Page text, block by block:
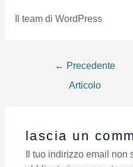
Il team di WordPress
← Precedente
Articolo
lascia un
Il tuo indirizzo email non